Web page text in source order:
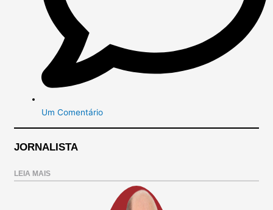
Um Comentário
JORNALISTA
LEIA MAIS